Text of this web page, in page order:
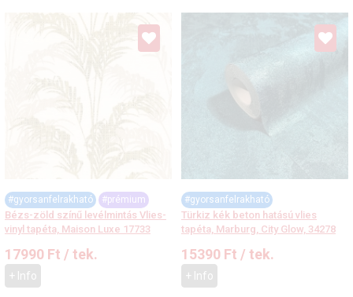
#gyorsanfelrakható #prémium
Bézs-zöld színű levélmintás Vlies-
vinyl tapéta, Maison Luxe 17733
17990 Ft / tek.
+ Info
#gyorsanfelrakható
Türkiz kék beton hatású vlies
tapéta, Marburg, City Glow, 34278
15390 Ft / tek.
+ Info